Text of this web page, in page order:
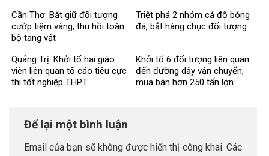
Cần Thơ: Bắt giữ đối tượng
cướp tiệm vàng, thu hồi toàn
bộ tang vật
Triệt phá 2 nhóm cá độ bóng
đá, bắt hàng chục đối tượng
Quảng Trị: Khởi tố hai giáo
viên liên quan tố cáo tiêu cực
thi tốt nghiệp THPT
Khởi tố 6 đối tượng liên quan
đến đường dây vận chuyển,
mua bán hơn 250 tấn lợn
Để lại một bình luận
Email của bạn sẽ không được hiển thị công khai. Các